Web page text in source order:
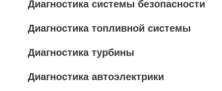
Диагностика системы безопасности
Диагностика топливной системы
Диагностика турбины
Диагностика автоэлектрики